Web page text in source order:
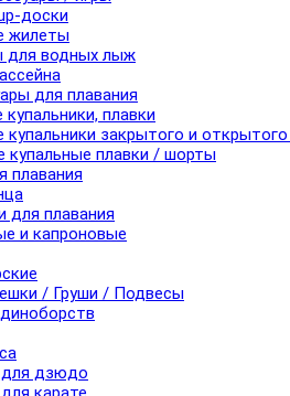
доски
жилеты
для водных лыж
для плавания
плавки
купальники закрытого и
купальные плавки / шорты
плавания
для плавания
и капроновые
/ Груши / Подвесы
дзюдо